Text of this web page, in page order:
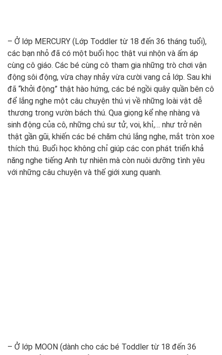
– Ở lớp MERCURY (Lớp Toddler từ 18 đến 36 tháng tuổi),
các bạn nhỏ đã có một buổi học thật vui nhộn và ấm áp
cùng cô giáo. Các bé cùng cô tham gia những trò chơi vận
động sôi động, vừa chạy nhảy vừa cười vang cả lớp. Sau khi
đã “khởi động” thật hào hứng, các bé ngồi quây quần bên cô
để lắng nghe một câu chuyện thú vị về những loài vật dễ
thương trong vườn bách thú. Qua giọng kể nhẹ nhàng và
sinh động của cô, những chú sư tử, voi, khỉ,… như trở nên
thật gần gũi, khiến các bé chăm chú lắng nghe, mắt tròn xoe
thích thú. Buổi học không chỉ giúp các con phát triển khả
năng nghe tiếng Anh tự nhiên mà còn nuôi dưỡng tình yêu
với những câu chuyện và thế giới xung quanh.
– Ở lớp MOON (dành cho các bé Toddler từ 18 đến 36